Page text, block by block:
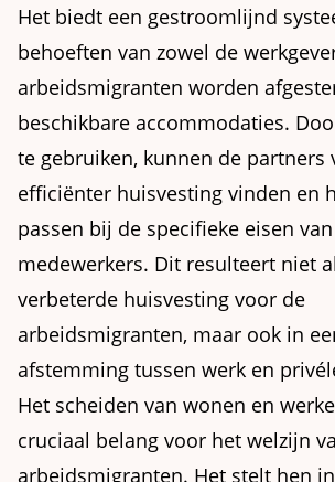
Het biedt een gestroomlijnd
behoeften van zowel de
arbeidsmigranten worden
beschikbare accommodaties.
te gebruiken, kunnen de partners
efficiënter huisvesting vinden en
passen bij de specifieke eisen
medewerkers. Dit resulteert niet
verbeterde huisvesting voor de
arbeidsmigranten, maar ook in
afstemming tussen werk en
Het scheiden van wonen en
cruciaal belang voor het welzijn
arbeidsmigranten. Het stelt hen